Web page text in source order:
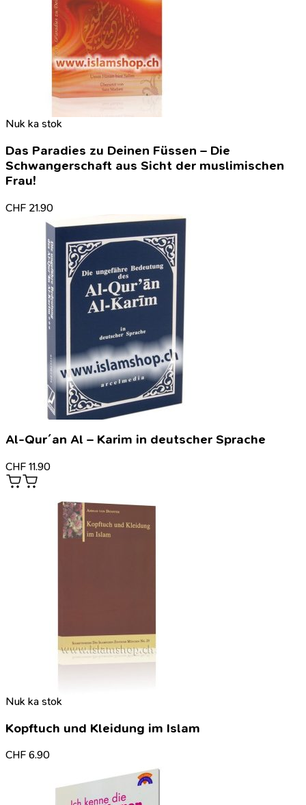
Nuk ka stok
Das Paradies zu Deinen Füssen – Die
Schwangerschaft aus Sicht der muslimischen
Frau!
CHF 21.90
Al-Qur´an Al – Karim in deutscher Sprache
CHF 11.90
Nuk ka stok
Kopftuch und Kleidung im Islam
CHF 6.90